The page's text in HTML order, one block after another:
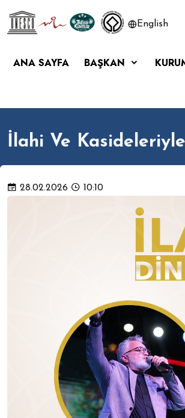
English
ANA SAYFA BAŞKAN
İlahi Ve
28.02.2026 10:10